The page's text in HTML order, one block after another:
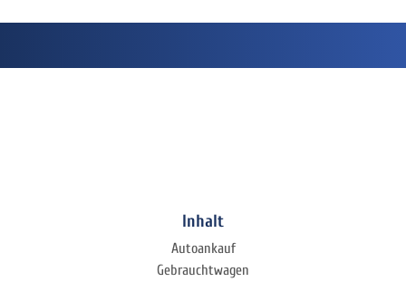
Inhalt
Autoankauf
Gebrauchtwagen